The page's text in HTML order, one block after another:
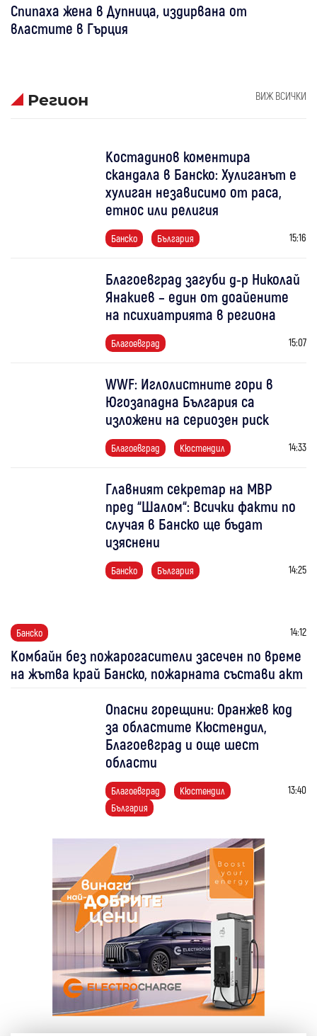
Спипаха жена в Дупница, издирвана от
властите в Гърция
Регион ВИЖ ВСИЧКИ
Костадинов коментира
скандала в Банско: Хулиганът е
хулиган независимо от раса,
етнос или религия
Банско България 15:16
Благоевград загуби д-р Николай
Янакиев – един от доайените
на психиатрията в региона
Благоевград 15:07
WWF: Иглолистните гори в
Югозападна България са
изложени на сериозен риск
Благоевград Кюстендил 14:33
Главният секретар на МВР
пред “Шалом“: Всички факти по
случая в Банско ще бъдат
изяснени
Банско България 14:25
Банско 14:12
Комбайн без пожарогасители засечен по време
на жътва край Банско, пожарната състави акт
Опасни горещини: Оранжев код
за областите Кюстендил,
Благоевград и още шест
области
Благоевград
Кюстендил
България
13:40